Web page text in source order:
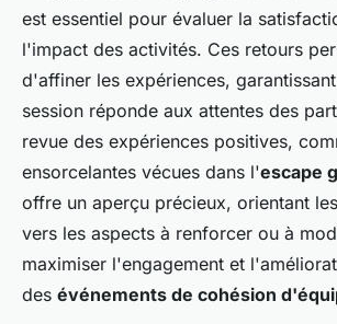
est essentiel pour évaluer la
l'impact des activités. Ces retours
d'affiner les expériences,
session réponde aux attentes des
revue des expériences positives,
ensorcelantes vécues dans l'escape
offre un aperçu précieux, orientant
vers les aspects à renforcer ou à
maximiser l'engagement et
des événements de cohésion